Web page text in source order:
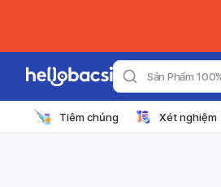
Sản Phẩm
Tiêm chủng Xét nghiệm